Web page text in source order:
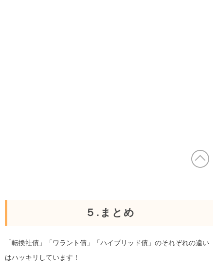
５.まとめ
「転換社債」「ワラント債」「ハイブリッド債」のそれぞれの違い
はハッキリしています！